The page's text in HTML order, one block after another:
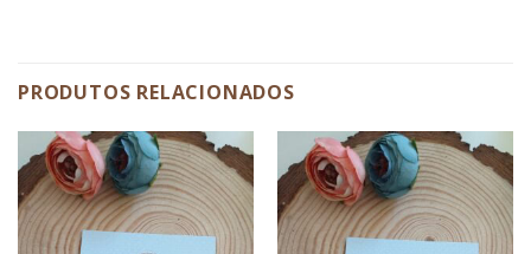
PRODUTOS RELACIONADOS